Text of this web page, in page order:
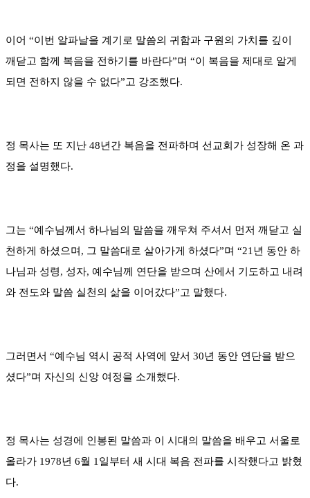
이어 “이번 알파날을 계기로 말씀의 귀함과 구원의 가치를 깊이
깨닫고 함께 복음을 전하기를 바란다”며 “이 복음을 제대로 알게
되면 전하지 않을 수 없다”고 강조했다.
정 목사는 또 지난 48년간 복음을 전파하며 선교회가 성장해 온 과
정을 설명했다.
그는 “예수님께서 하나님의 말씀을 깨우쳐 주셔서 먼저 깨닫고 실
천하게 하셨으며, 그 말씀대로 살아가게 하셨다”며 “21년 동안 하
나님과 성령, 성자, 예수님께 연단을 받으며 산에서 기도하고 내려
와 전도와 말씀 실천의 삶을 이어갔다”고 말했다.
그러면서 “예수님 역시 공적 사역에 앞서 30년 동안 연단을 받으
셨다”며 자신의 신앙 여정을 소개했다.
정 목사는 성경에 인봉된 말씀과 이 시대의 말씀을 배우고 서울로
올라가 1978년 6월 1일부터 새 시대 복음 전파를 시작했다고 밝혔
다.